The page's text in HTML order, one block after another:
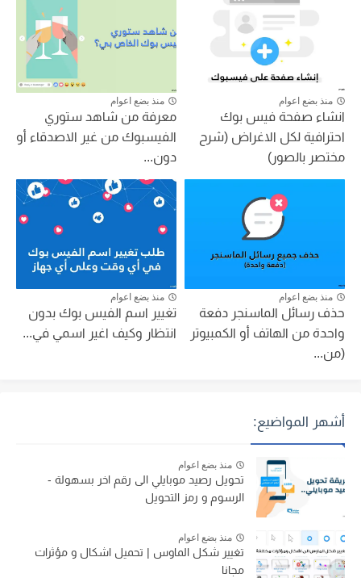
منذ بضع اعوام
انشاء صفحة فيس بوك
احترافية لكل الاغراض (شرح
مختصر بالصور)
منذ بضع اعوام
معرفة من شاهد ستوري
الفيسبوك من غير الاصدقاء أو
دون...
منذ بضع اعوام
حذف رسائل الماسنجر دفعة
واحدة من الهاتف أو الكمبيوتر
(من...
منذ بضع اعوام
تغيير اسم الفيس بوك بدون
انتظار وكيف اغير اسمي في...
أشهر المواضيع:
منذ بضع اعوام
تحويل رصيد موبايلي الى رقم اخر بسهولة -
الرسوم و رمز التحويل
منذ بضع اعوام
تغيير شكل الماوس | تحميل اشكال و مؤثرات
مجانا